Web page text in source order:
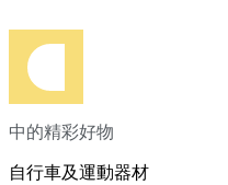
中的精彩好物
自行車及運動器材